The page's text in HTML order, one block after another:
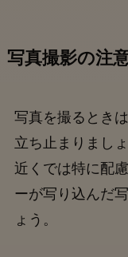
写真撮影の注
写真を撮るとき
立ち止まりまし
近くでは特に配
ーが写り込んだ
ょう。